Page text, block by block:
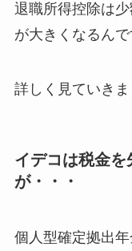
退職所得控除は
が大きくなるんで
詳しく見ていきま
イデコは税金
が・・・
個人型確定拠出